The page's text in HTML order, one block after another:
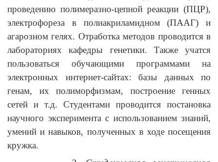
проведению полимеразно-цепной реакции (ПЦР),
электрофореза в полиакриламидном (ПААГ) и
агарозном гелях. Отработка методов проводится в
лабораториях кафедры генетики. Также учатся
пользоваться обучающими программами на
электронных интернет-сайтах: базы данных по
генам, их полиморфизмам, построение генных
сетей и т.д. Студентами проводится постановка
научного эксперимента с использованием знаний,
умений и навыков, полученных в ходе посещения
кружка.